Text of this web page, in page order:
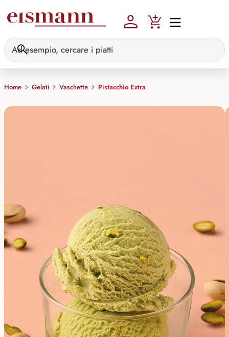
Home Gelati Vaschette Pistacchio Extra